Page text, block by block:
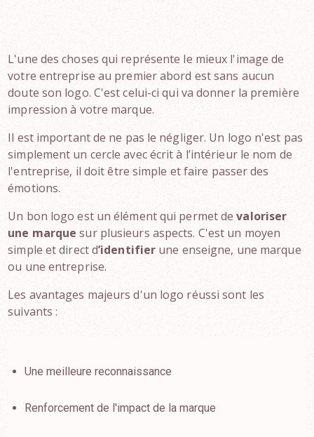
L'une des choses qui représente le mieux l'image de
votre entreprise au premier abord est sans aucun
doute son logo. C'est celui-ci qui va donner la première
impression à votre marque.
Il est important de ne pas le négliger. Un logo n'est pas
simplement un cercle avec écrit à l’intérieur le nom de
l'entreprise, il doit être simple et faire passer des
émotions.
Un bon logo est un élément qui permet devaloriser
une marque sur plusieurs aspects. C'est un moyen
simple et direct d’identifier une enseigne, une marque
ou une entreprise.
Les avantages majeurs d'un logo réussi sont les
suivants :
Une meilleure reconnaissance
Renforcement de l'impact de la marque